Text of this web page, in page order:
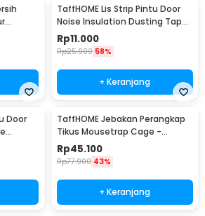
TaffHOME Lis Strip Pintu Door
Noise Insulation Dusting Tape
5Mx9mmx9mm - KK-061
Rp11.000
Rp25.900 58%
+ Keranjang
Door
TaffHOME Jebakan Perangkap
Tikus Mousetrap Cage -
HU1999
Rp45.100
Rp77.900 43%
+ Keranjang